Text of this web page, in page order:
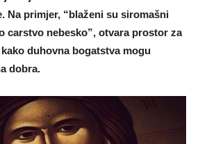
Na primjer, “blaženi su siromašni
carstvo nebesko”, otvara prostor za
duhovna bogatstva mogu
dobra.